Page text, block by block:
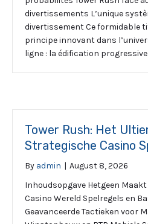
divertissements L’unique
divertissement Ce formidable
principe innovant dans
ligne : la édification progressive
Tower Rush: Het
Strategische Casino
By admin | August 8, 2026
Inhoudsopgave Hetgeen
Casino Wereld Spelregels en
Geavanceerde Tactieken voor